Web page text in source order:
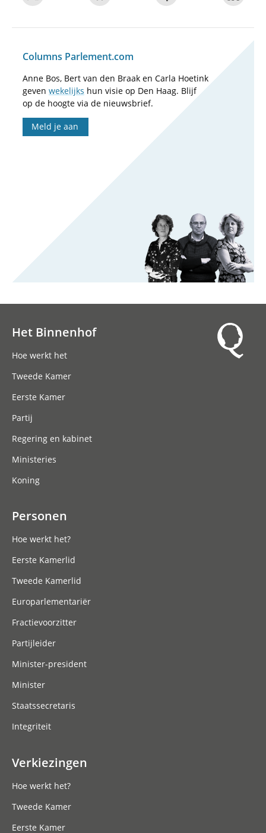
Columns Parlement.com
Anne Bos, Bert van den Braak en Carla Hoetink
geven wekelijks hun visie op Den Haag. Blijf
op de hoogte via de nieuwsbrief.
Meld je aan
Het Binnenhof
Hoe werkt het
Tweede Kamer
Eerste Kamer
Partij
Regering en kabinet
Ministeries
Koning
Personen
Hoe werkt het?
Eerste Kamerlid
Tweede Kamerlid
Europarlementariër
Fractievoorzitter
Partijleider
Minister-president
Minister
Staatssecretaris
Integriteit
Verkiezingen
Hoe werkt het?
Tweede Kamer
Eerste Kamer